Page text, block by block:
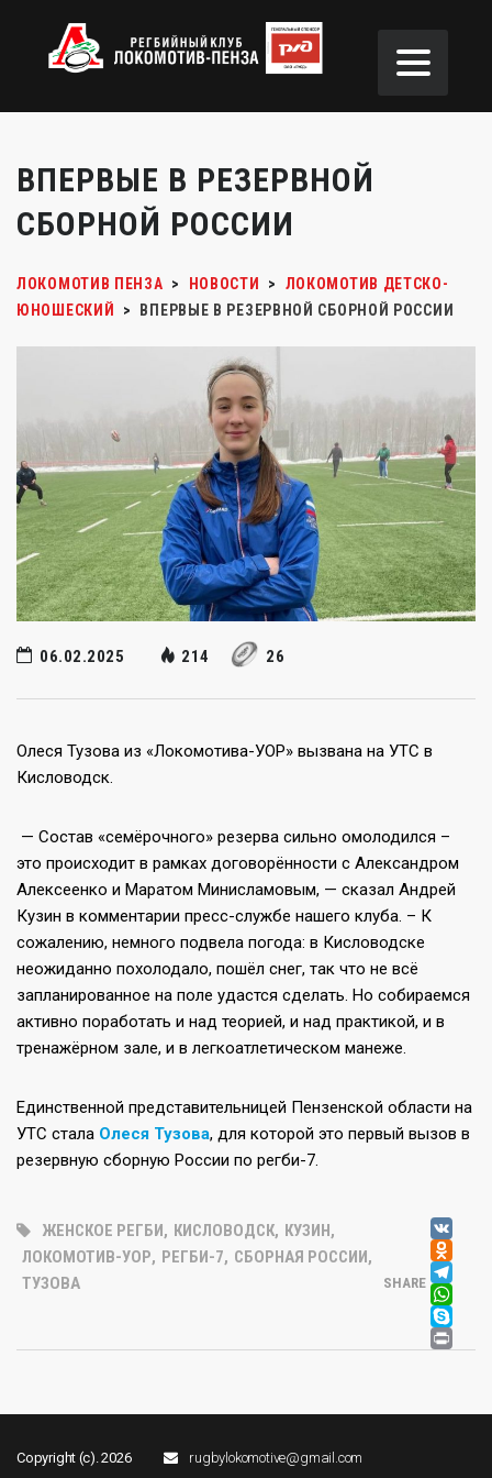
ВПЕРВЫЕ В РЕЗЕРВНОЙ
СБОРНОЙ РОССИИ
ЛОКОМОТИВ ПЕНЗА > НОВОСТИ >
ЛОКОМОТИВ ДЕТСКО-
ЮНОШЕСКИЙ
> ВПЕРВЫЕ В РЕЗЕРВНОЙ СБОРНОЙ РОССИИ
06.02.2025 214 26
Олеся Тузова из «Локомотива-УОР» вызвана на УТС в
Кисловодск.
— Состав «семёрочного» резерва сильно омолодился –
это происходит в рамках договорённости с Александром
Алексеенко и Маратом Минисламовым, — сказал Андрей
Кузин в комментарии пресс-службе нашего клуба. – К
сожалению, немного подвела погода: в Кисловодске
неожиданно похолодало, пошёл снег, так что не всё
запланированное на поле удастся сделать. Но собираемся
активно поработать и над теорией, и над практикой, и в
тренажёрном зале, и в легкоатлетическом манеже.
Единственной представительницей Пензенской области на
УТС стала Олеся Тузова, для которой это первый вызов в
резервную сборную России по регби-7.
ЖЕНСКОЕ РЕГБИ, КИСЛОВОДСК, КУЗИН,
ЛОКОМОТИВ-УОР, РЕГБИ-7, СБОРНАЯ РОССИИ,
ТУЗОВА
SHARE
Copyright (c). 2026 rugbylokomotive@gmail.com